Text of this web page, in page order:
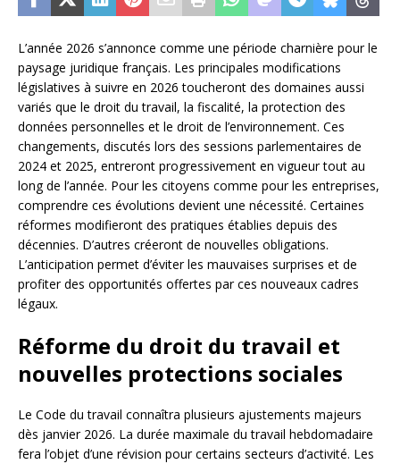
L’année 2026 s’annonce comme une période charnière pour le
paysage juridique français. Les principales modifications
législatives à suivre en 2026 toucheront des domaines aussi
variés que le droit du travail, la fiscalité, la protection des
données personnelles et le droit de l’environnement. Ces
changements, discutés lors des sessions parlementaires de
2024 et 2025, entreront progressivement en vigueur tout au
long de l’année. Pour les citoyens comme pour les entreprises,
comprendre ces évolutions devient une nécessité. Certaines
réformes modifieront des pratiques établies depuis des
décennies. D’autres créeront de nouvelles obligations.
L’anticipation permet d’éviter les mauvaises surprises et de
profiter des opportunités offertes par ces nouveaux cadres
légaux.
Réforme du droit du travail et
nouvelles protections sociales
Le Code du travail connaîtra plusieurs ajustements majeurs
dès janvier 2026. La durée maximale du travail hebdomadaire
fera l’objet d’une révision pour certains secteurs d’activité. Les